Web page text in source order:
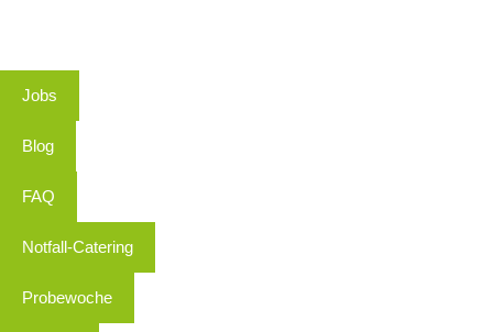
Jobs
Blog
FAQ
Notfall-Catering
Probewoche